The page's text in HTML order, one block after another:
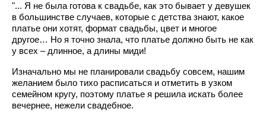
"... Я не была готова к свадьбе, как это бывает у девушек
в большинстве случаев, которые с детства знают, какое
платье они хотят, формат свадьбы, цвет и многое
другое… Но я точно знала, что платье должно быть не как
у всех – длинное, а длины миди!
Изначально мы не планировали свадьбу совсем, нашим
желанием было тихо расписаться и отметить в узком
семейном кругу, поэтому платье я решила искать более
вечернее, нежели свадебное.